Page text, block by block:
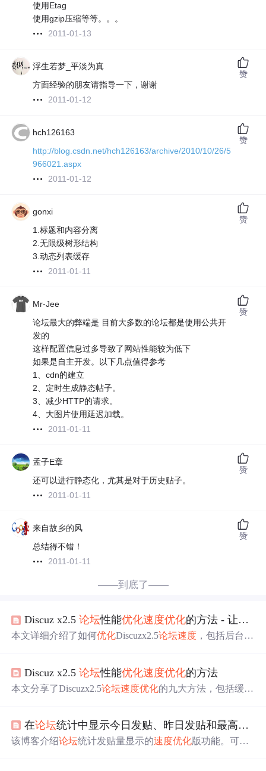
使用Etag
使用gzip压缩等等。。。
2011-01-13
浮生若梦_平淡为真
方面经验的朋友请指导一下，谢谢
2011-01-12
赞
hch126163
http://blog.csdn.net/hch126163/archive/2010/10/26/5
966021.aspx
2011-01-12
赞
gonxi
1.标题和内容分离
2.无限级树形结构
3.动态列表缓存
2011-01-11
赞
Mr-Jee
论坛最大的弊端是 目前大多数的论坛都是使用公共开
发的
这样配置信息过多导致了网站性能较为低下
如果是自主开发。以下几点值得参考
1、cdn的建立
2、定时生成静态帖子。
3、减少HTTP的请求。
4、大图片使用延迟加载。
2011-01-11
赞
孟子E章
还可以进行静态化，尤其是对于历史贴子。
2011-01-11
赞
来自故乡的风
总结得不错！
2011-01-11
赞
——到底了——
Discuz x2.5论坛性能优化速度优化的方法 - 让你
本文详细介绍了如何优化Discuzx2.5论坛速度 ，包括后台设
升用户体验和搜索引擎友好性。
Discuz x2.5论坛性能优化速度优化的方法
本文分享了Discuzx2.5论坛速度优化的九大方法，包括缓存
在论坛统计中显示今日发贴、昨日发贴和最高日发贴（
该博客介绍论坛统计发贴量显示的速度优化版功能。可显